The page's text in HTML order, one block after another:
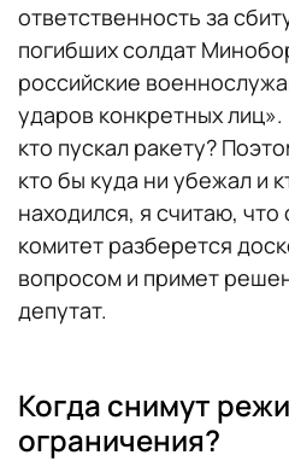
ответственность за
погибших солдат
российские
ударов конкретных
кто пускал ракету?
кто бы куда ни убежал и
находился, я считаю,
комитет разберется
вопросом и примет
депутат.
Когда снимут
ограничения?